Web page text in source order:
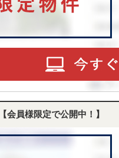
【会員様限定で公開中！】